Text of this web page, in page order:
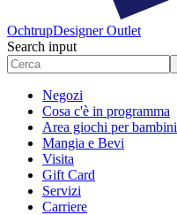
OchtrupDesigner Outlet
Search input
Negozi
Cosa c'è in programma
Area giochi per bambini
Mangia e Bevi
Visita
Gift Card
Servizi
Carriere